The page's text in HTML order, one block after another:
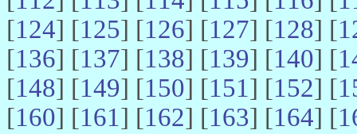
[124] [125] [126] [127] [128] [
[136] [137] [138] [139] [140] [
[148] [149] [150] [151] [152] [
[160] [161] [162] [163] [164] [